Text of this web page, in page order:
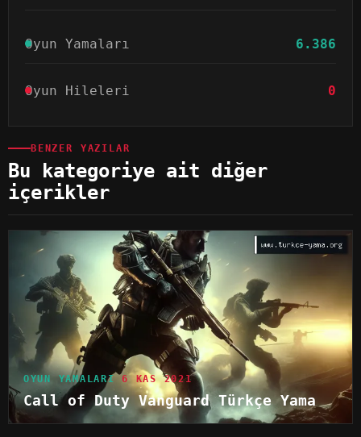
Oyun Yamaları 6.386
Oyun Hileleri 0
BENZER YAZILAR
Bu kategoriye ait diğer
içerikler
OYUN YAMALARI 6 KAS 2021
Call of Duty Vanguard Türkçe Yama